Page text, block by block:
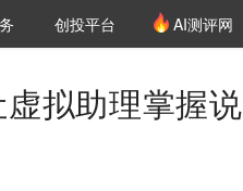
创投平台 AI测评网
拟助理掌握说